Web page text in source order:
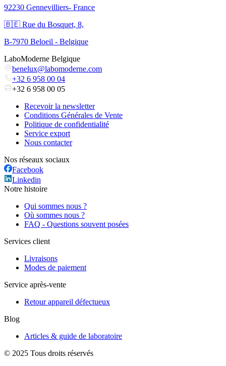
92230 Gennevilliers- France
🇧🇪 Rue du Bosquet, 8,
B-7970 Beloeil - Belgique
LaboModerne Belgique
benelux@labomoderne.com
+32 6 958 00 04
+32 6 958 00 05
Recevoir la newsletter
Conditions Générales de Vente
Politique de confidentialité
Service export
Nous contacter
Nos réseaux sociaux
Facebook
Linkedin
Notre histoire
Qui sommes nous ?
Où sommes nous ?
FAQ - Questions souvent posées
Services client
Livraisons
Modes de paiement
Service après-vente
Retour appareil défectueux
Blog
Articles & guide de laboratoire
© 2025 Tous droits réservés